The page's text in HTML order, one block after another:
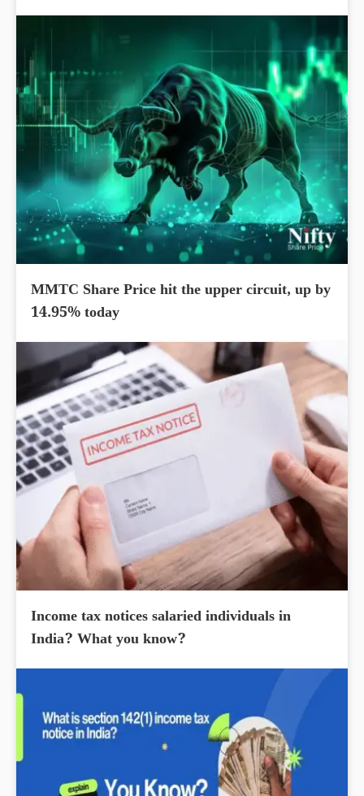
MMTC Share Price hit the upper circuit, up by
14.95% today
Income tax notices salaried individuals in
India? What you know?